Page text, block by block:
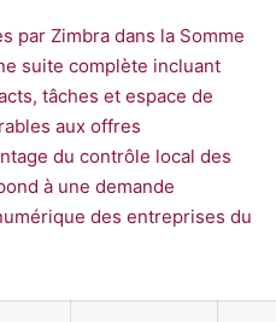
par Zimbra dans la Somme
suite complète incluant
tâches et espace de
aux offres
du contrôle local des
à une demande
des entreprises du